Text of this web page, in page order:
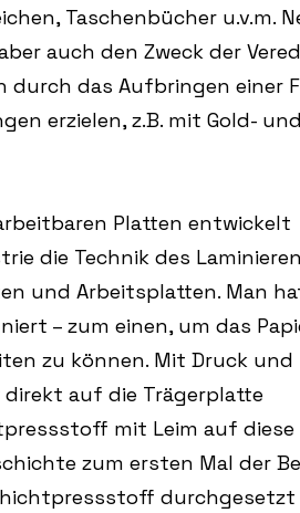
Taschenbücher u.v.m.
auch den Zweck der
durch das Aufbringen einer
erzielen, z.B. mit Gold- und
Platten entwickelt
die Technik des
und Arbeitsplatten. Man
– zum einen, um das
zu können. Mit Druck und
direkt auf die Trägerplatte
mit Leim auf diese
zum ersten Mal der
durchgesetzt